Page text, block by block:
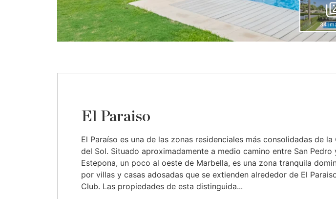
34
El Paraiso
El Paraíso es una de las zonas residenciales más consolidadas de la
del Sol. Situado aproximadamente a medio camino entre San Pedro
Estepona, un poco al oeste de Marbella, es una zona tranquila
por villas y casas adosadas que se extienden alrededor de El
Club. Las propiedades de esta distinguida...